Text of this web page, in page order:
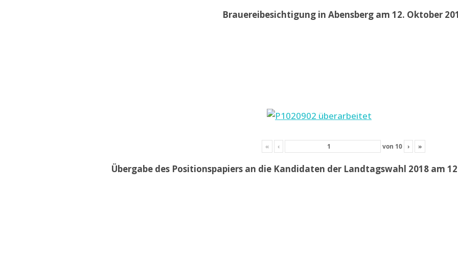
Brauereibesichtigung in Abensberg am 12. Oktober
« ‹ von 10 › »
Übergabe des Positionspapiers an die Kandidaten der Landtagswahl 2018 am